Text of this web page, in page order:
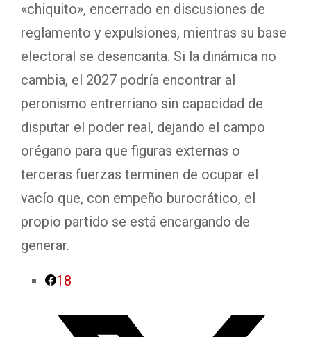
«chiquito», encerrado en discusiones de
reglamento y expulsiones, mientras su base
electoral se desencanta. Si la dinámica no
cambia, el 2027 podría encontrar al
peronismo entrerriano sin capacidad de
disputar el poder real, dejando el campo
orégano para que figuras externas o
terceras fuerzas terminen de ocupar el
vacío que, con empeño burocrático, el
propio partido se está encargando de
generar.
18